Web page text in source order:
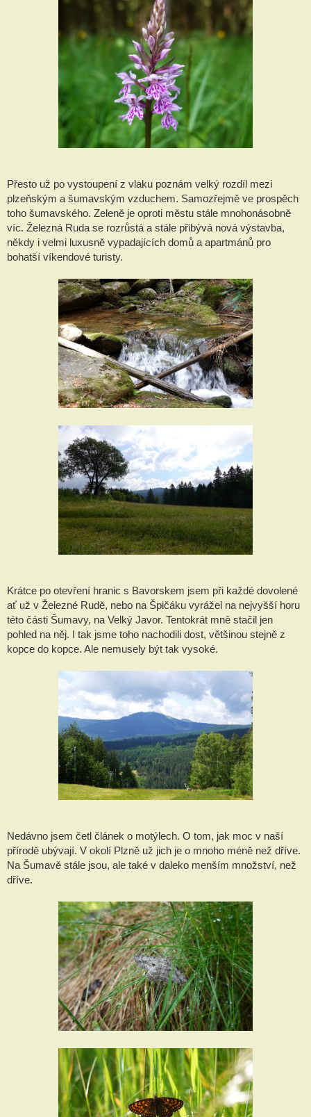
Přesto už po vystoupení z vlaku poznám velký rozdíl mezi
plzeňským a šumavským vzduchem. Samozřejmě ve prospěch
toho šumavského. Zeleně je oproti městu stále mnohonásobně
víc. Železná Ruda se rozrůstá a stále přibývá nová výstavba,
někdy i velmi luxusně vypadajících domů a apartmánů pro
bohatší víkendové turisty.
Krátce po otevření hranic s Bavorskem jsem při každé dovolené
ať už v Železné Rudě, nebo na Špičáku vyrážel na nejvyšší horu
této části Šumavy, na Velký Javor. Tentokrát mně stačil jen
pohled na něj. I tak jsme toho nachodili dost, většinou stejně z
kopce do kopce. Ale nemusely být tak vysoké.
Nedávno jsem četl článek o motýlech. O tom, jak moc v naší
přírodě ubývají. V okolí Plzně už jich je o mnoho méně než dříve.
Na Šumavě stále jsou, ale také v daleko menším množství, než
dříve.